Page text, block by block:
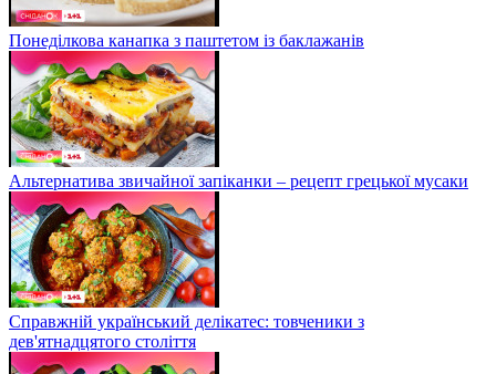
Понеділкова канапка з паштетом із баклажанів
Альтернатива звичайної запіканки – рецепт грецької мусаки
Справжній український делікатес: товченики з
дев'ятнадцятого століття